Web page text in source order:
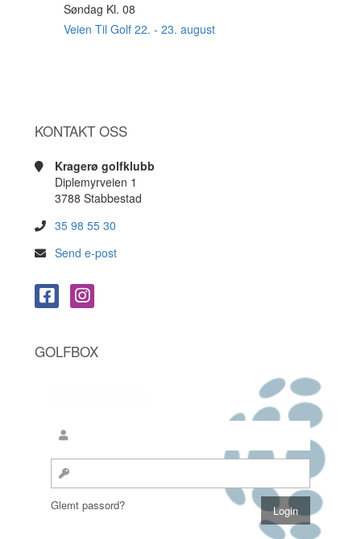
Søndag Kl. 08
Veien Til Golf 22. - 23. august
KONTAKT OSS
Kragerø golfklubb
Diplemyrveien 1
3788 Stabbestad
35 98 55 30
Send e-post
GOLFBOX
Glemt passord?